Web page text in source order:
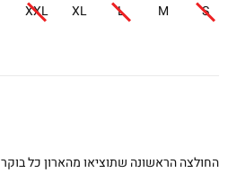
S
M
L
XL
XXL
החולצה הראשונה שתוציאו מהארון כל בוקר